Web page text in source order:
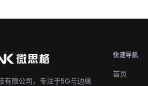
有限公司，专注于5G与边缘
快速导航
首页